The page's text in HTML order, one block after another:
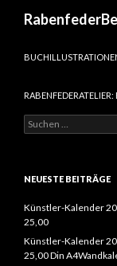
Suchen
nach:
NEUESTE BEITRÄGE
Künstler-Kalender
25,00
Künstler-Kalender
25,00 Din